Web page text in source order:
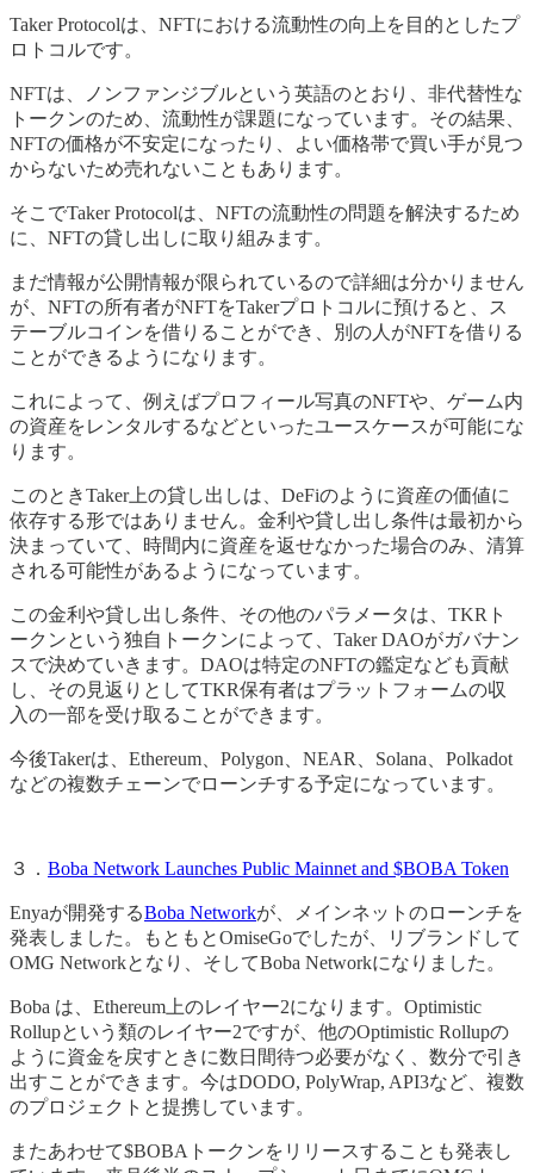
Taker Protocolは、NFTにおける流動性の向上を目的としたプ
ロトコルです。
NFTは、ノンファンジブルという英語のとおり、非代替性な
トークンのため、流動性が課題になっています。その結果、
NFTの価格が不安定になったり、よい価格帯で買い手が見つ
からないため売れないこともあります。
そこでTaker Protocolは、NFTの流動性の問題を解決するため
に、NFTの貸し出しに取り組みます。
まだ情報が公開情報が限られているので詳細は分かりません
が、NFTの所有者がNFTをTakerプロトコルに預けると、ス
テーブルコインを借りることができ、別の人がNFTを借りる
ことができるようになります。
これによって、例えばプロフィール写真のNFTや、ゲーム内
の資産をレンタルするなどといったユースケースが可能にな
ります。
このときTaker上の貸し出しは、DeFiのように資産の価値に
依存する形ではありません。金利や貸し出し条件は最初から
決まっていて、時間内に資産を返せなかった場合のみ、清算
される可能性があるようになっています。
この金利や貸し出し条件、その他のパラメータは、TKRト
ークンという独自トークンによって、Taker DAOがガバナン
スで決めていきます。DAOは特定のNFTの鑑定なども貢献
し、その見返りとしてTKR保有者はプラットフォームの収
入の一部を受け取ることができます。
今後Takerは、Ethereum、Polygon、NEAR、Solana、Polkadot
などの複数チェーンでローンチする予定になっています。
３． Boba Network Launches Public Mainnet and $BOBA Token
Enyaが開発するBoba Networkが、メインネットのローンチを
発表しました。もともとOmiseGoでしたが、リブランドして
OMG Networkとなり、そしてBoba Networkになりました。
Boba は、Ethereum上のレイヤー2になります。Optimistic
Rollupという類のレイヤー2ですが、他のOptimistic Rollupの
ように資金を戻すときに数日間待つ必要がなく、数分で引き
出すことができます。今はDODO, PolyWrap, API3など、複数
のプロジェクトと提携しています。
またあわせて$BOBAトークンをリリースすることも発表し